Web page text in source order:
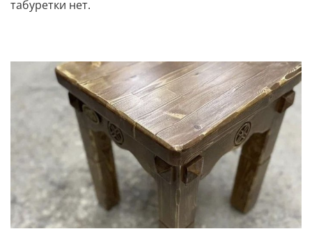
табуретки нет.